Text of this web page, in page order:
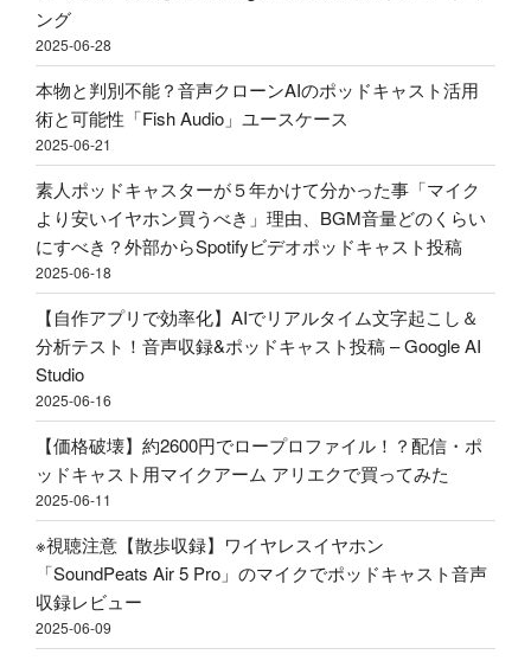
デ
オ
ポ
ッ
ド
キ
ャ
ス
ト
投
稿"
の
稿
–
Google
AI
Studio"
の
マ
イ
ク
ア
ー
ム
ア
リ
エ
ク
で
買
っ
て
み
た"
の
ング
2025-06-28
本物と判別不能？音声クローンAIのポッドキャスト活用
術と可能性「Fish Audio」ユースケース
2025-06-21
素人ポッドキャスターが５年かけて分かった事「マイク
より安いイヤホン買うべき」理由、BGM音量どのくらい
にすべき？外部からSpotifyビデオポッドキャスト投稿
2025-06-18
【自作アプリで効率化】AIでリアルタイム文字起こし＆
分析テスト！音声収録&ポッドキャスト投稿 – Google AI
Studio
2025-06-16
【価格破壊】約2600円でロープロファイル！？配信・ポ
ッドキャスト用マイクアーム アリエクで買ってみた
2025-06-11
※視聴注意【散歩収録】ワイヤレスイヤホン
「SoundPeats Air 5 Pro」のマイクでポッドキャスト音声
収録レビュー
2025-06-09